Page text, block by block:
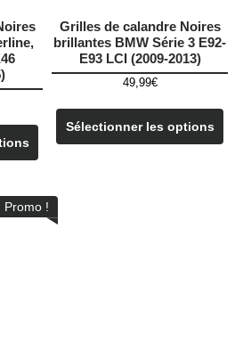
49,99€
produit
variations.
Les
Grilles de calandre Noires
brillantes BMW Série 3 E92-
E93 LCI (2009-2013)
49,99€
Sélectionner les options
Promo !